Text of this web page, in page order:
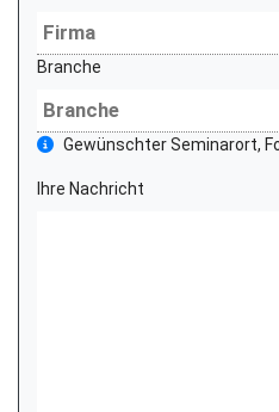
Branche
Gewünschter Seminarort,
Ihre Nachricht